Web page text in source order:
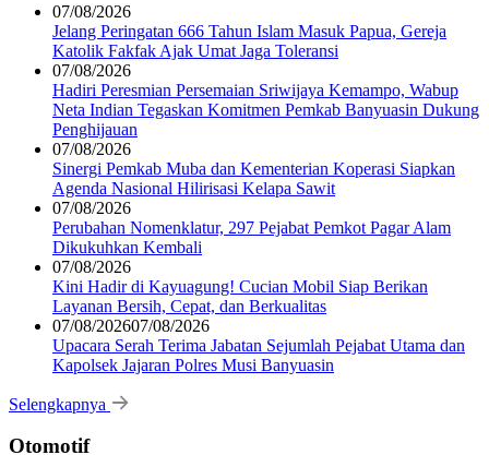
07/08/2026
Jelang Peringatan 666 Tahun Islam Masuk Papua, Gereja
Katolik Fakfak Ajak Umat Jaga Toleransi
07/08/2026
Hadiri Peresmian Persemaian Sriwijaya Kemampo, Wabup
Neta Indian Tegaskan Komitmen Pemkab Banyuasin Dukung
Penghijauan
07/08/2026
Sinergi Pemkab Muba dan Kementerian Koperasi Siapkan
Agenda Nasional Hilirisasi Kelapa Sawit
07/08/2026
Perubahan Nomenklatur, 297 Pejabat Pemkot Pagar Alam
Dikukuhkan Kembali
07/08/2026
Kini Hadir di Kayuagung! Cucian Mobil Siap Berikan
Layanan Bersih, Cepat, dan Berkualitas
07/08/202607/08/2026
Upacara Serah Terima Jabatan Sejumlah Pejabat Utama dan
Kapolsek Jajaran Polres Musi Banyuasin
Selengkapnya
Otomotif